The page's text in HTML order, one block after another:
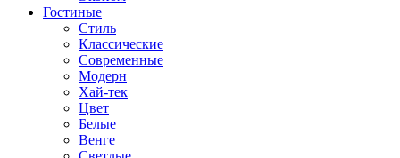
Гостиные
Стиль
Классические
Современные
Модерн
Хай-тек
Цвет
Белые
Венге